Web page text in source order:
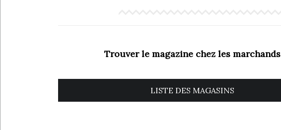
Trouver le magazine chez les marchands
LISTE DES MAGASINS